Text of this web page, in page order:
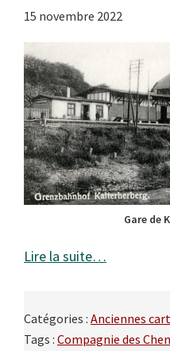
15 novembre 2022
Gare de
Lire la suite…
Catégories : Anciennes
Tags : Compagnie des